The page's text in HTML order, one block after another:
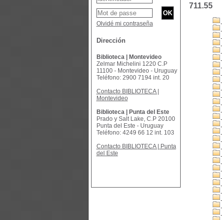
711.55
Olvidé mi contraseña
Dirección
Biblioteca | Montevideo
Zelmar Michelini 1220 C.P
11100 - Montevideo - Uruguay
Teléfono: 2900 7194 int. 20
Contacto BIBLIOTECA |
Montevideo
Biblioteca | Punta del Este
Prado y Salt Lake, C.P 20100
Punta del Este - Uruguay
Teléfono: 4249 66 12 int. 103
Contacto BIBLIOTECA | Punta
del Este